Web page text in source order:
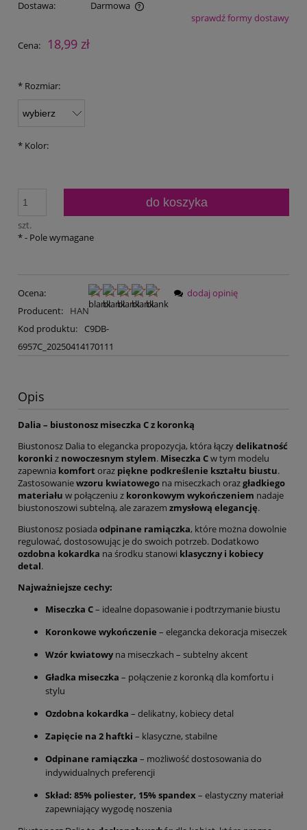
Dostawa:
Darmowa
Cena nie zawiera ewentualnych kosztów płatnościsprawdź formy dostawy
Cena: 18,99 zł
* Rozmiar:
* Kolor:
szt.
do koszyka
*- Pole wymagane
Ocena:
Producent:
HAN
Kod produktu:
C9DB-
6957C_20250414170111
dodaj opinię
Opis
Dalia – biustonosz miseczka C z koronką
Biustonosz Dalia to elegancka propozycja, która łączydelikatność
koronki z nowoczesnym stylem. Miseczka Cw tym modelu
zapewnia komfort oraz piękne podkreślenie kształtu biustu.
Zastosowaniewzoru kwiatowego na miseczkach orazgładkiego
materiału w połączeniu z koronkowym wykończeniem nadaje
biustonoszowi subtelną, ale zarazem zmysłową elegancję.
Biustonosz posiada odpinane ramiączka, które można dowolnie
regulować, dostosowując je do swoich potrzeb. Dodatkowo
ozdobna kokardka na środku stanowi klasyczny i kobiecy
detal.
Najważniejsze cechy:
Miseczka C– idealne dopasowanie i podtrzymanie biustu
Koronkowe wykończenie – elegancka dekoracja miseczek
Wzór kwiatowyna miseczkach – subtelny akcent
Gładka miseczka – połączenie z koronką dla komfortu i
stylu
Ozdobna kokardka – delikatny, kobiecy detal
Zapięcie na 2 haftki – klasyczne, stabilne
Odpinane ramiączka – możliwość dostosowania do
indywidualnych preferencji
Skład: 85% poliester, 15% spandex – elastyczny materiał
zapewniający wygodę noszenia